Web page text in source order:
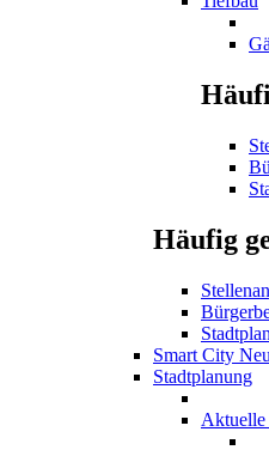
Häufig
Smart City
Stadtplanung
Aktuelle